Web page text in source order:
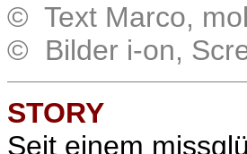
© Text Marco,
© Bilder i-on,
STORY
Seit einem